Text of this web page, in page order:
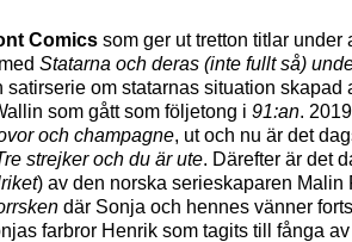
Comics som ger ut tretton titlar under
Statarna och deras (inte fullt så)
satirserie om statarnas situation skapad
som gått som följetong i 91:an.
och champagne, ut och nu är det
strejker och du är ute. Därefter är det
) av den norska serieskaparen Malin
där Sonja och hennes vänner
farbror Henrik som tagits till fånga